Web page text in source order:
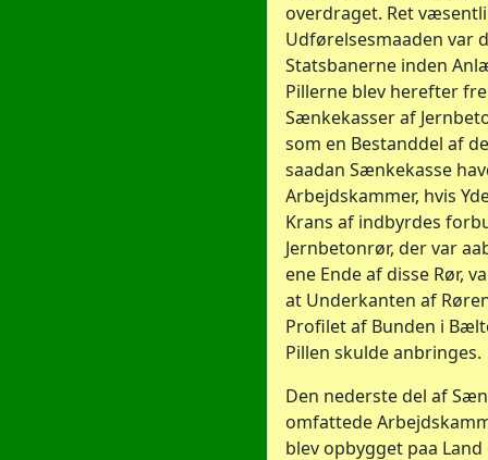
overdraget. Ret
Udførelsesmaaden var
Statsbanerne inden
Pillerne blev herefter
Sænkekasser af
som en Bestanddel af
saadan Sænkekasse
Arbejdskammer, hvis
Krans af indbyrdes
Jernbetonrør, der var
ene Ende af disse Rør,
at Underkanten af
Profilet af Bunden i
Pillen skulde anbringes.
Den nederste del af
omfattede
blev opbygget paa